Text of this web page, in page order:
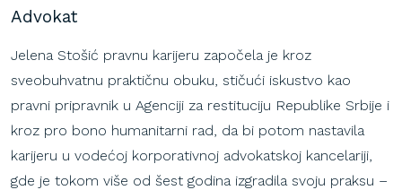
Advokat
Jelena Stošić pravnu karijeru započela je kroz
sveobuhvatnu praktičnu obuku, stičući iskustvo kao
pravni pripravnik u Agenciji za restituciju Republike Srbije i
kroz pro bono humanitarni rad, da bi potom nastavila
karijeru u vodećoj korporativnoj advokatskoj kancelariji,
gde je tokom više od šest godina izgradila svoju praksu –